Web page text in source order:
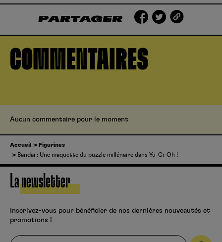
PARTAGER
COMMENTAIRES
Aucun commentaire pour le moment
Accueil
Figurines
Bandai : Une maquette du puzzle millénaire dans Yu-Gi-Oh !
La newsletter
Inscrivez-vous pour bénéficier de nos dernières nouveautés et
promotions !